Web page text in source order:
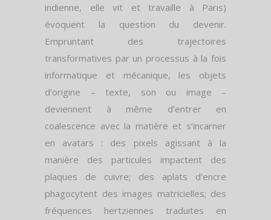
indienne, elle vit et travaille à Paris)
évoquent la question du devenir.
Empruntant des trajectoires
transformatives par un processus à la fois
informatique et mécanique, les objets
d’origine – texte, son ou image –
deviennent à même d’entrer en
coalescence avec la matière et s’incarner
en avatars : des pixels agissant à la
manière des particules impactent des
plaques de cuivre; des aplats d’encre
phagocytent des images matricielles; des
fréquences hertziennes traduites en